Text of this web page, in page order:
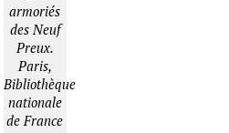
armoriés
des Neuf
Preux.
Paris,
Bibliothèque
nationale
de France